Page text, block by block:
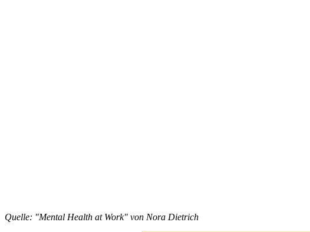
Quelle: "Mental Health at Work" von Nora Dietrich